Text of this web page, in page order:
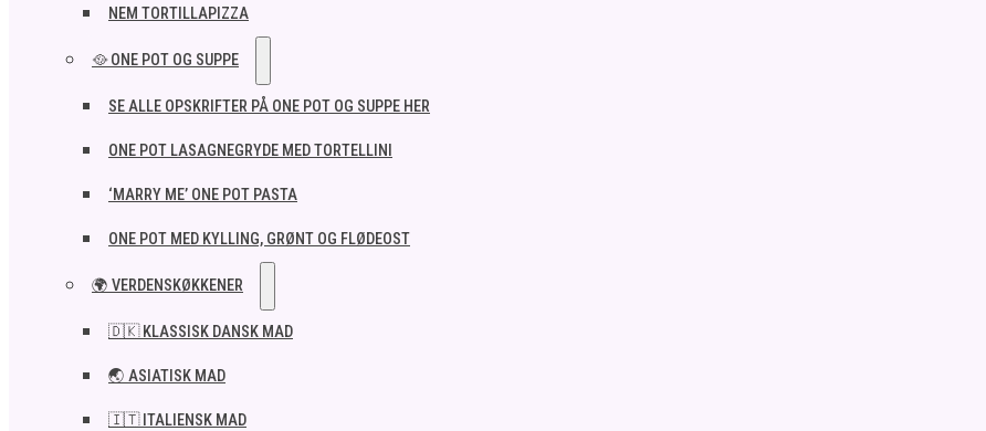
NEM TORTILLAPIZZA
🥘 ONE POT OG SUPPE
SE ALLE OPSKRIFTER PÅ ONE POT OG SUPPE HER
ONE POT LASAGNEGRYDE MED TORTELLINI
‘MARRY ME’ ONE POT PASTA
ONE POT MED KYLLING, GRØNT OG FLØDEOST
🌍 VERDENSKØKKENER
🇩🇰 KLASSISK DANSK MAD
🌏 ASIATISK MAD
🇮🇹 ITALIENSK MAD​